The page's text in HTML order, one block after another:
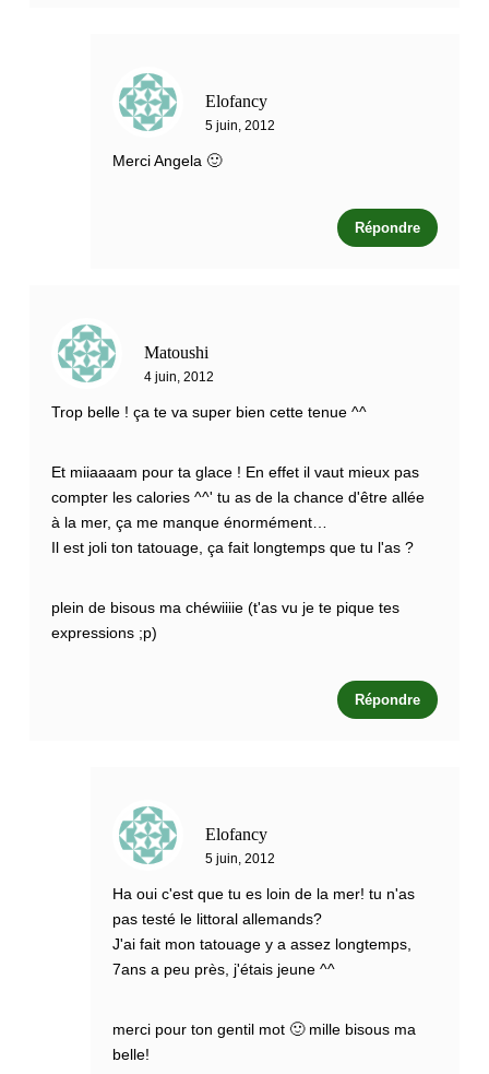
Elofancy
5 juin, 2012
Merci Angela 🙂
Répondre
Matoushi
4 juin, 2012
Trop belle ! ça te va super bien cette tenue ^^
Et miiaaaam pour ta glace ! En effet il vaut mieux pas
compter les calories ^^' tu as de la chance d'être allée
à la mer, ça me manque énormément…
Il est joli ton tatouage, ça fait longtemps que tu l'as ?
plein de bisous ma chéwiiiie (t'as vu je te pique tes
expressions ;p)
Répondre
Elofancy
5 juin, 2012
Ha oui c'est que tu es loin de la mer! tu n'as
pas testé le littoral allemands?
J'ai fait mon tatouage y a assez longtemps,
7ans a peu près, j'étais jeune ^^
merci pour ton gentil mot 🙂 mille bisous ma
belle!